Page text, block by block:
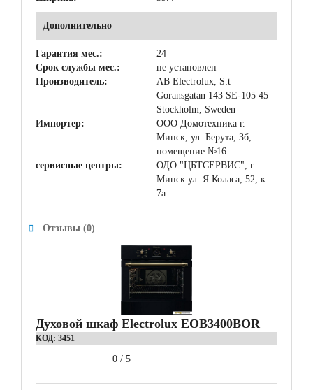
Дополнительно
Гарантия мес.:
24
Срок службы мес.:
не установлен
Производитель:
AB Electrolux, S:t
Goransgatan 143 SE-105 45
Stockholm, Sweden
Импортер:
ООО Домотехника г.
Минск, ул. Берута, 3б,
помещение №16
сервисные центры:
ОДО "ЦБТСЕРВИС", г.
Минск ул. Я.Коласа, 52, к.
7а
Отзывы (0)
Духовой шкаф Electrolux EOB3400BOR
КОД: 3451
0 / 5